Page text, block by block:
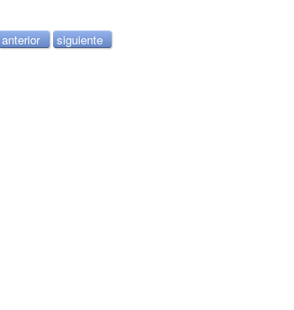
anterior siguiente